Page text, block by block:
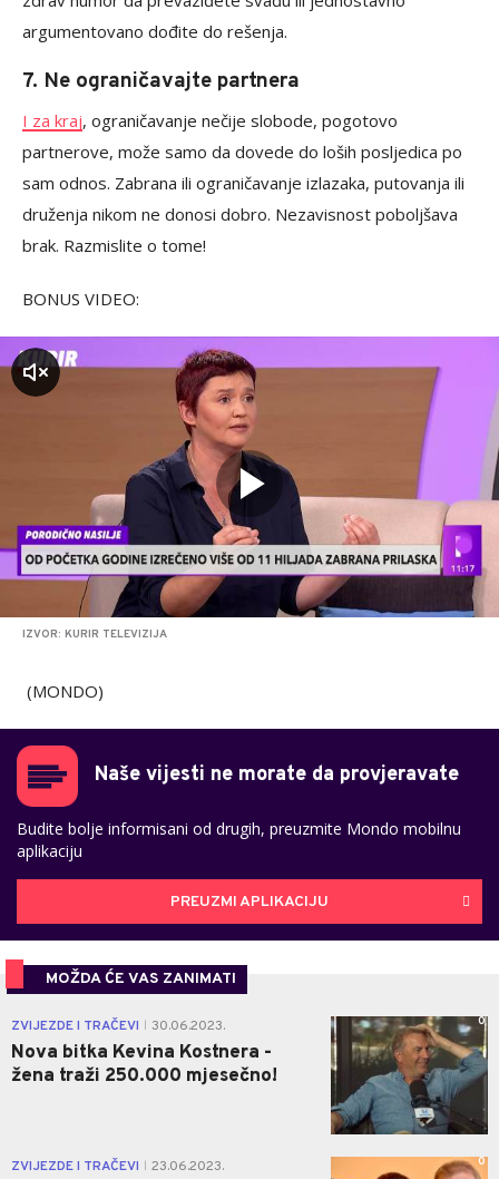
argumentovano dođite do rešenja.
7. Ne ograničavajte partnera
I za kraj, ograničavanje nečije slobode, pogotovo
partnerove, može samo da dovede do loših posljedica po
sam odnos. Zabrana ili ograničavanje izlazaka, putovanja ili
druženja nikom ne donosi dobro. Nezavisnost poboljšava
brak. Razmislite o tome!
BONUS VIDEO:
IZVOR: KURIR TELEVIZIJA
(MONDO)
Naše vijesti ne morate da provjeravate
Budite bolje informisani od drugih, preuzmite Mondo mobilnu
aplikaciju
PREUZMI APLIKACIJU
MOŽDA ĆE VAS ZANIMATI
ZVIJEZDE I TRAČEVI 30.06.2023.
Nova bitka Kevina Kostnera -
žena traži 250.000 mjesečno!
0
ZVIJEZDE I TRAČEVI 23.06.2023. 0